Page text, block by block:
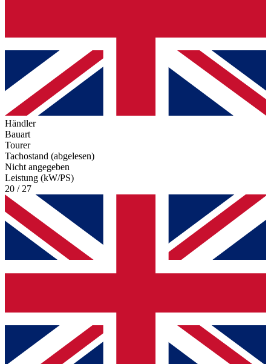
Händler
Bauart
Tourer
Tachostand (abgelesen)
Nicht angegeben
Leistung (kW/PS)
20 / 27